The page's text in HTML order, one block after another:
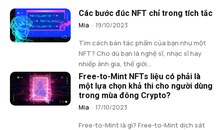
Các bước đúc NFT chỉ trong tích tắc
Mia - 19/10/2023
Tìm cách bán tác phẩm của bạn như một
NFT? Cho dù bạn là nghệ sĩ, nhạc sĩ hay
nhiếp ảnh gia, thế giới...
Free-to-Mint NFTs liệu có phải là
một lựa chọn khả thi cho người dùng
trong mùa đông Crypto?
Mia - 17/10/2023
Free-to-Mint là gì? Free-to-Mint dịch sát